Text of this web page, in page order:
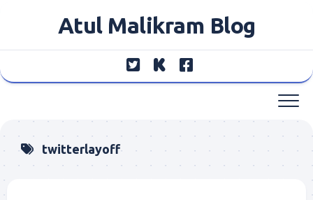
Atul Malikram Blog
twitterlayoff